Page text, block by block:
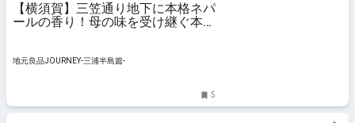
【横須賀】三笠通り地下に本格ネパ
ールの香り！母の味を受け継ぐ本格
地元良品JOURNEY-三浦半島篇-
5